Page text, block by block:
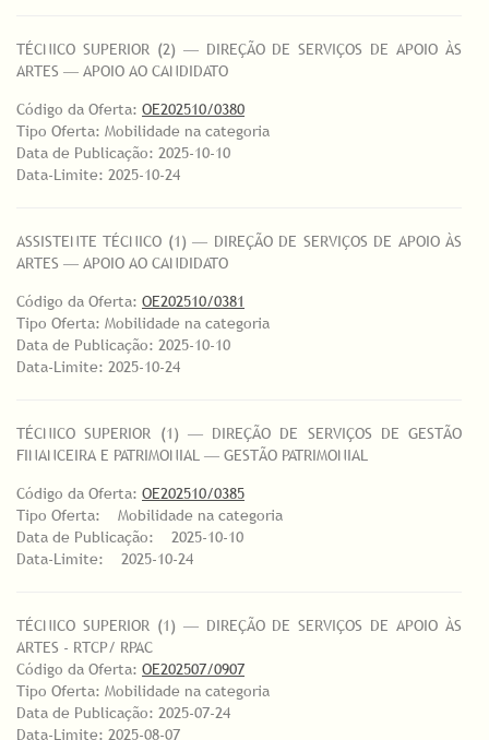
TÉCNICO SUPERIOR (2) ― DIREÇÃO DE SERVIÇOS DE APOIO ÀS
ARTES ― APOIO AO CANDIDATO
Código da Oferta: OE202510/0380
Tipo Oferta: Mobilidade na categoria
Data de Publicação: 2025-10-10
Data-Limite: 2025-10-24
ASSISTENTE TÉCNICO (1) ― DIREÇÃO DE SERVIÇOS DE APOIO ÀS
ARTES ― APOIO AO CANDIDATO
Código da Oferta: OE202510/0381
Tipo Oferta: Mobilidade na categoria
Data de Publicação: 2025-10-10
Data-Limite: 2025-10-24
TÉCNICO SUPERIOR (1) ― DIREÇÃO DE SERVIÇOS DE GESTÃO
FINANCEIRA E PATRIMONIAL ― GESTÃO PATRIMONIAL
Código da Oferta: OE202510/0385
Tipo Oferta: Mobilidade na categoria
Data de Publicação: 2025-10-10
Data-Limite: 2025-10-24
TÉCNICO SUPERIOR (1) ― DIREÇÃO DE SERVIÇOS DE APOIO ÀS
ARTES - RTCP/ RPAC
Código da Oferta: OE202507/0907
Tipo Oferta: Mobilidade na categoria
Data de Publicação: 2025-07-24
Data-Limite: 2025-08-07